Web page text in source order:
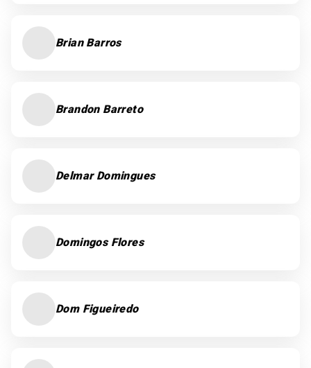
Brian Barros
Brandon Barreto
Delmar Domingues
Domingos Flores
Dom Figueiredo